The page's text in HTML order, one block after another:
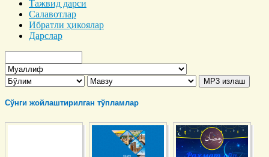
Тажвид дарси
Салавотлар
Ибратли ҳикоялар
Дарслар
Сўнги жойлаштирилган тўпламлар